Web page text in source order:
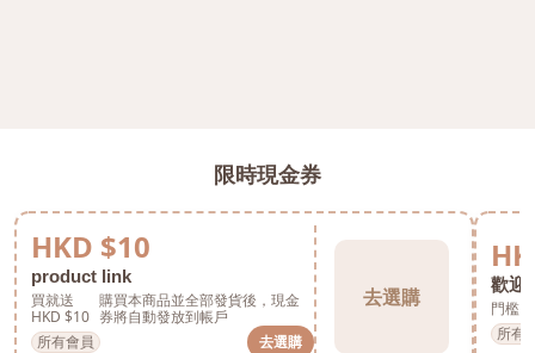
限時現金券
HKD $10
product link
買就送
HKD $10
購買本商品並全部發貨後，現金
券將自動發放到帳戶
所有會員
去選購
去選購
歡迎
門檻
所有